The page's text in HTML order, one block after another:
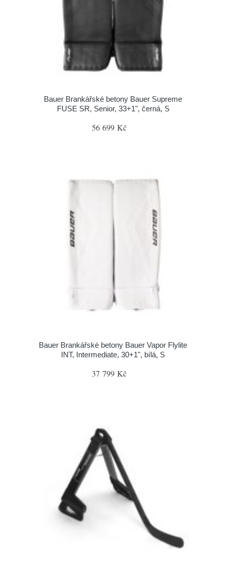
Bauer Brankářské betony Bauer Supreme
FUSE SR, Senior, 33+1", černá, S
56 699 Kč
Bauer Brankářské betony Bauer Vapor Flylite
INT, Intermediate, 30+1", bílá, S
37 799 Kč